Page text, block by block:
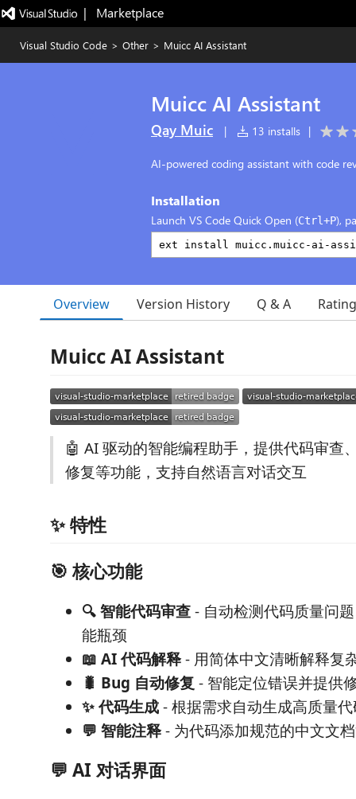
|   Marketplace
Visual Studio Code > Other > Muicc AI Assistant
Muicc AI Assistant
Qay Muic | 13 installs |
AI-powered coding assistant with code
Installation
Launch VS Code Quick Open (Ctrl+P),
Overview Version History Q & A
Muicc AI Assistant
🤖 AI 驱动的智能编程助手，提供代码审查
修复等功能，支持自然语言对话交互
✨ 特性
🎯 核心功能
🔍 智能代码审查- 自动检测代码质量问
能瓶颈
📖 AI 代码解释- 用简体中文清晰解释复
🐛 Bug 自动修复 - 智能定位错误并提供
✨ 代码生成- 根据需求自动生成高质量
💬 智能注释- 为代码添加规范的中文文
💬 AI 对话界面